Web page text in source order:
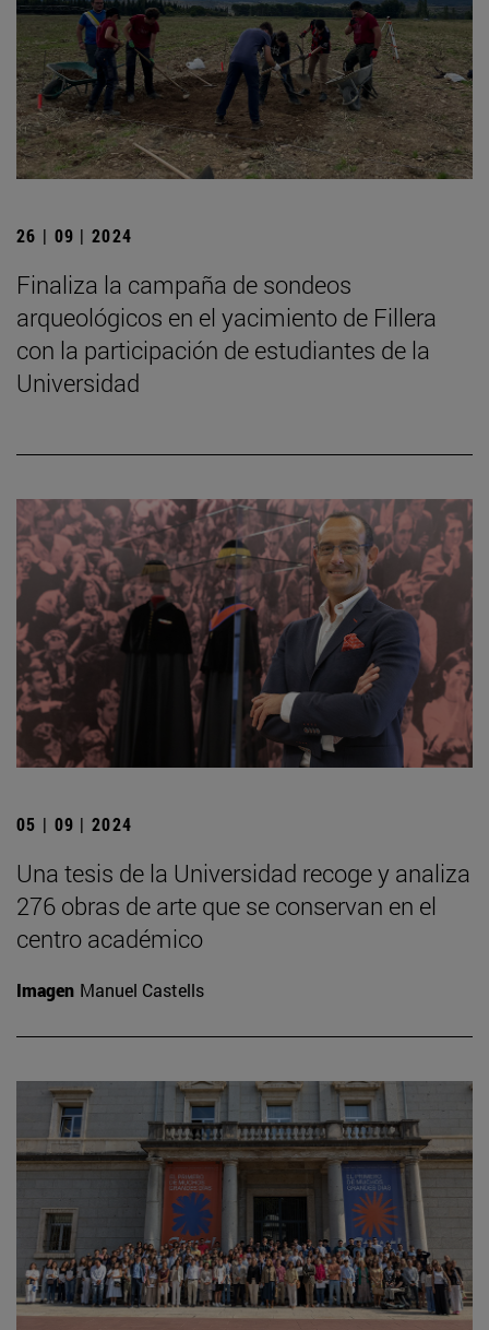
26 | 09 | 2024
Finaliza la campaña de sondeos
arqueológicos en el yacimiento de Fillera
con la participación de estudiantes de la
Universidad
05 | 09 | 2024
Una tesis de la Universidad recoge y analiza
276 obras de arte que se conservan en el
centro académico
Imagen Manuel Castells